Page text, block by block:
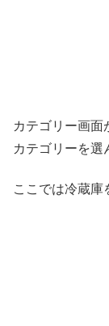
カテゴリー画面
カテゴリーを選
ここでは冷蔵庫